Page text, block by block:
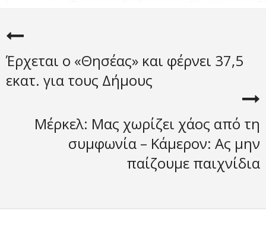
Έρχεται ο «Θησέας» και φέρνει 37,5
εκατ. για τους Δήμους
Μέρκελ: Μας χωρίζει χάος από τη
συμφωνία – Κάμερον: Ας μην
παίζουμε παιχνίδια